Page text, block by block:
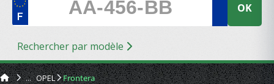
OK
Rechercher par modèle
OPEL Frontera